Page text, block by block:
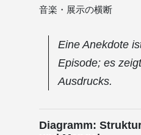
音楽・展示の横断
Eine Anekdote
Episode; es
Ausdrucks.
Diagramm: